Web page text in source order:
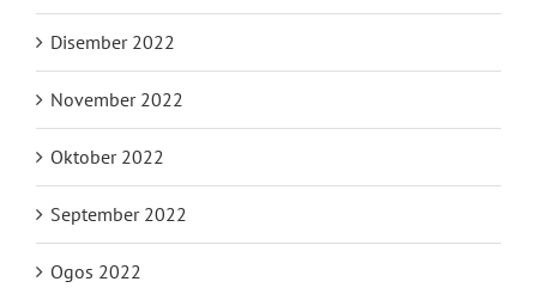
Disember 2022
November 2022
Oktober 2022
September 2022
Ogos 2022